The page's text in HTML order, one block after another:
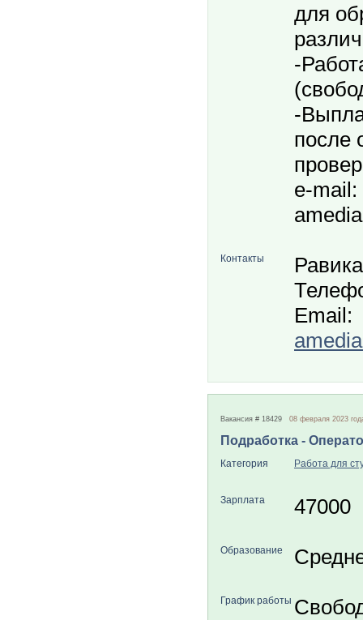
для
-
-
после
e-mail:
Контакты
Email:
Вакансия # 18429 08 февраля 2023
Подработка -
Категория Работа для
Зарплата 47000
Образование
График работы